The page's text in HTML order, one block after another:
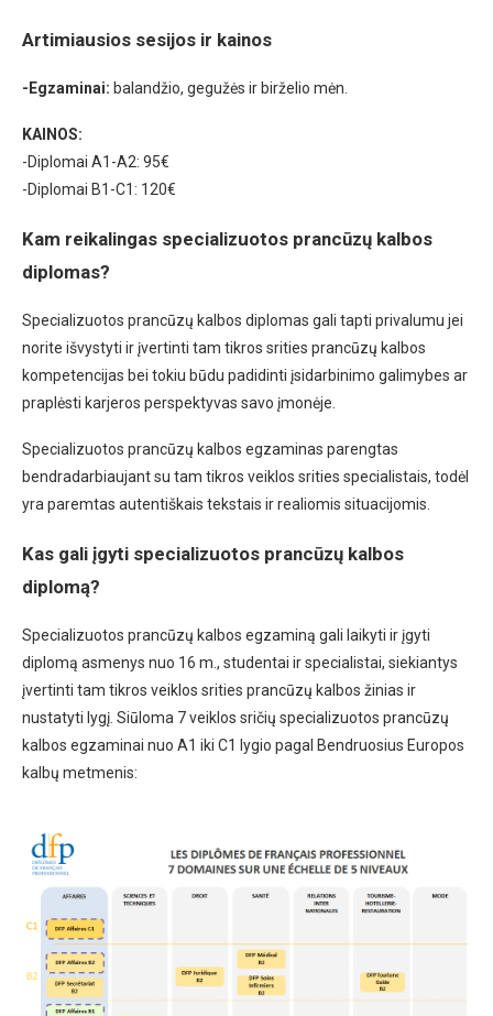
Artimiausios sesijos ir kainos
-Egzaminai: balandžio, gegužės ir birželio mėn.
KAINOS:
-Diplomai A1-A2: 95€
-Diplomai B1-C1: 120€
Kam reikalingas specializuotos prancūzų kalbos
diplomas?
Specializuotos prancūzų kalbos diplomas gali tapti privalumu jei
norite išvystyti ir įvertinti tam tikros srities prancūzų kalbos
kompetencijas bei tokiu būdu padidinti įsidarbinimo galimybes ar
praplėsti karjeros perspektyvas savo įmonėje.
Specializuotos prancūzų kalbos egzaminas parengtas
bendradarbiaujant su tam tikros veiklos srities specialistais, todėl
yra paremtas autentiškais tekstais ir realiomis situacijomis.
Kas gali įgyti specializuotos prancūzų kalbos
diplomą?
Specializuotos prancūzų kalbos egzaminą gali laikyti ir įgyti
diplomą asmenys nuo 16 m., studentai ir specialistai, siekiantys
įvertinti tam tikros veiklos srities prancūzų kalbos žinias ir
nustatyti lygį. Siūloma 7 veiklos sričių specializuotos prancūzų
kalbos egzaminai nuo A1 iki C1 lygio pagal Bendruosius Europos
kalbų metmenis: